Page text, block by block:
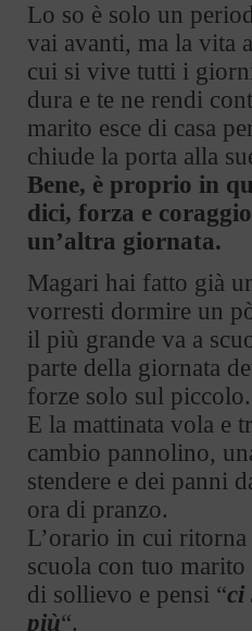
Lo so è solo un
vai avanti, ma la vita
cui si vive tutti i
dura e te ne rendi
marito esce di casa
chiude la porta alla
Bene, è proprio in
dici, forza e
un’altra giornata.
Magari hai fatto già
vorresti dormire un
il più grande va a
parte della giornata
forze solo sul piccolo.
E la mattinata vola e
cambio pannolino,
stendere e dei panni
ora di pranzo.
L’orario in cui
scuola con tuo
di sollievo e pensi “ci
più“.